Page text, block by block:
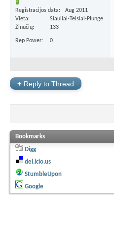
Registracijos data
Aug 2011
Vieta
Siauliai-Telsiai-Plunge
Žinučių
133
Rep Power 0
+ Reply to Thread
Bookmarks
Digg
del.icio.us
StumbleUpon
Google